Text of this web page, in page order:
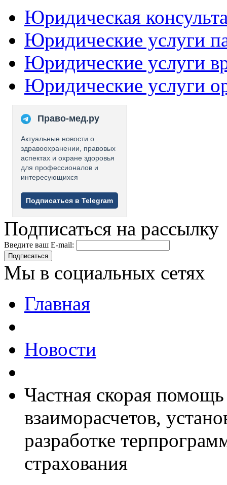
Юридическая
Юридические услуги
Юридические услуги
Юридические услуги
Право-мед.ру
Актуальные новости о
здравоохранении, правовых
аспектах и охране здоровья
для профессионалов и
интересующихся
Подписаться в Telegram
Подписаться на рассылку
Введите ваш E-mail:
Подписаться
Мы в социальных сетях
Главная
Новости
Частная скорая
взаиморасчетов,
разработке
страхования